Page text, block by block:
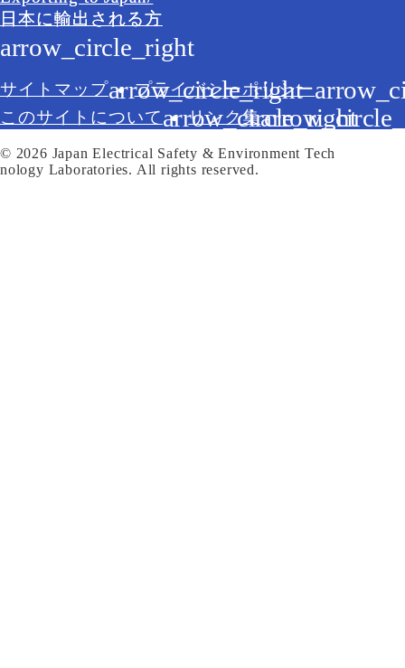
日本に輸出される方
サイトマップ
プライバシーポリシー
このサイトについて
リンク集
© 2026 Japan Electrical Safety & Environment Tech
nology Laboratories. All rights reserved.